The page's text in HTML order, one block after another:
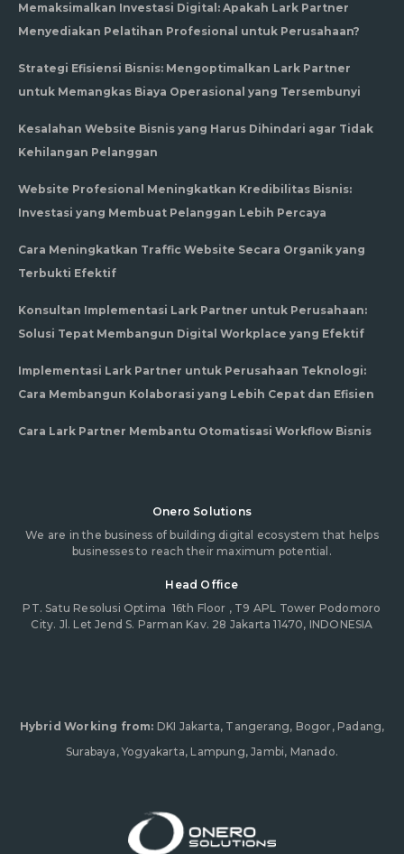
Memaksimalkan Investasi Digital: Apakah Lark Partner
Menyediakan Pelatihan Profesional untuk Perusahaan?
Strategi Efisiensi Bisnis: Mengoptimalkan Lark Partner
untuk Memangkas Biaya Operasional yang Tersembunyi
Kesalahan Website Bisnis yang Harus Dihindari agar Tidak
Kehilangan Pelanggan
Website Profesional Meningkatkan Kredibilitas Bisnis:
Investasi yang Membuat Pelanggan Lebih Percaya
Cara Meningkatkan Traffic Website Secara Organik yang
Terbukti Efektif
Konsultan Implementasi Lark Partner untuk Perusahaan:
Solusi Tepat Membangun Digital Workplace yang Efektif
Implementasi Lark Partner untuk Perusahaan Teknologi:
Cara Membangun Kolaborasi yang Lebih Cepat dan Efisien
Cara Lark Partner Membantu Otomatisasi Workflow Bisnis
Onero Solutions
We are in the business of building digital ecosystem that helps
businesses to reach their maximum potential.
Head Office
PT. Satu Resolusi Optima 16th Floor , T9 APL Tower Podomoro
City. Jl. Let Jend S. Parman Kav. 28 Jakarta 11470, INDONESIA
Hybrid Working from: DKI Jakarta, Tangerang, Bogor, Padang,
Surabaya, Yogyakarta, Lampung, Jambi, Manado.